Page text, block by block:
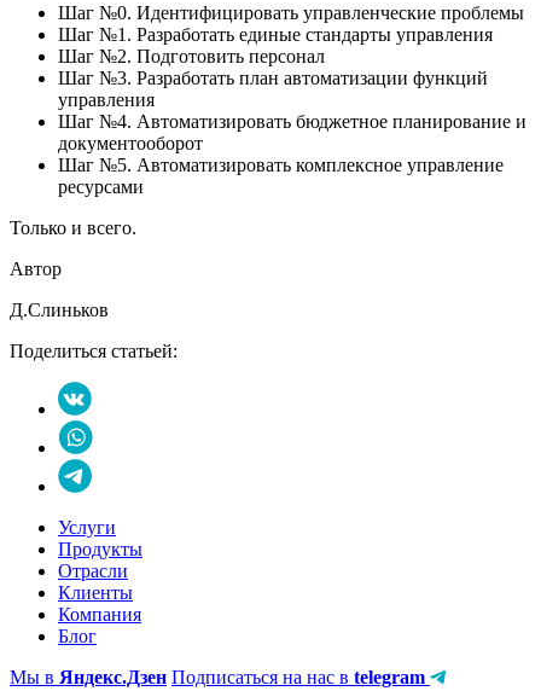
Шаг №0. Идентифицировать управленческие проблемы
Шаг №1. Разработать единые стандарты управления
Шаг №2. Подготовить персонал
Шаг №3. Разработать план автоматизации функций
управления
Шаг №4. Автоматизировать бюджетное планирование и
документооборот
Шаг №5. Автоматизировать комплексное управление
ресурсами
Только и всего.
Автор
Д.Слиньков
Поделиться статьей:
Услуги
Продукты
Отрасли
Клиенты
Компания
Блог
Мы в Яндекс.Дзен Подписаться на нас в telegram